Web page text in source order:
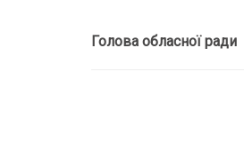
Голова